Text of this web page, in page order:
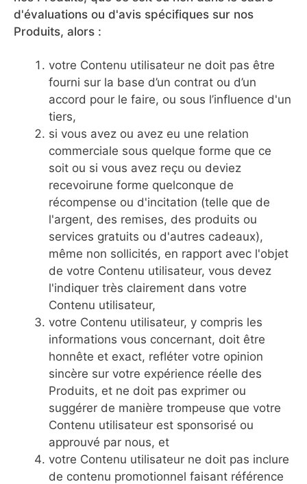
d'évaluations ou d'avis spécifiques sur nos
Produits, alors :
votre Contenu utilisateur ne doit pas être
fourni sur la base d’un contrat ou d’un
accord pour le faire, ou sous l’influence d'un
tiers,
si vous avez ou avez eu une relation
commerciale sous quelque forme que ce
soit ou si vous avez reçu ou deviez
recevoirune forme quelconque de
récompense ou d'incitation (telle que de
l'argent, des remises, des produits ou
services gratuits ou d'autres cadeaux),
même non sollicités, en rapport avec l'objet
de votre Contenu utilisateur, vous devez
l'indiquer très clairement dans votre
Contenu utilisateur,
votre Contenu utilisateur, y compris les
informations vous concernant, doit être
honnête et exact, refléter votre opinion
sincère sur votre expérience réelle des
Produits, et ne doit pas exprimer ou
suggérer de manière trompeuse que votre
Contenu utilisateur est sponsorisé ou
approuvé par nous, et
votre Contenu utilisateur ne doit pas inclure
de contenu promotionnel faisant référence